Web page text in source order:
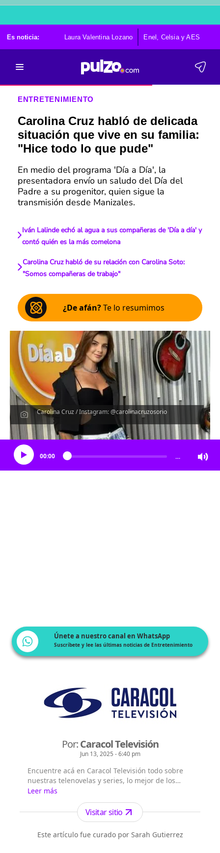
Es noticia: Laura Valentina Lozano Enel, Celsia y AES
ENTRETENIMIENTO
Carolina Cruz habló de delicada
situación que vive en su familia:
"Hice todo lo que pude"
En medio del programa 'Día a Día', la
presentadora envío un saludo del Día del
Padre a su progenitor, quien sigue la
transmisión desde Manizales.
Iván Lalinde echó al agua a sus compañeras de 'Día a día' y
contó quién es la más comelona
Carolina Cruz habló de su relación con Carolina Soto:
"Somos compañeras de trabajo"
¿De afán?Te lo resumimos
Carolina Cruz / Instagram: @carolinacruzosorio
Escucha el artículo
00:00 …
Únete a nuestro canal en WhatsApp
Suscríbete y lee las últimas noticias de Entretenimiento
Por:Caracol Televisión
Jun 13, 2025 - 6:40 pm
Encuentre acá en Caracol Televisión todo sobre
nuestras telenovelas y series, lo mejor de los
realities del momento, lo que sucede con los
artistas y más contenido de entretenimiento.
Leer más
Visitar sitio
Este artículo fue curado por Sarah Gutierrez